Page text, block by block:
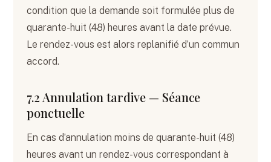
condition que la demande soit formulée plus de
quarante-huit (48) heures avant la date prévue.
Le rendez-vous est alors replanifié d’un commun
accord.
7.2 Annulation tardive — Séance
ponctuelle
En cas d’annulation moins de quarante-huit (48)
heures avant un rendez-vous correspondant à